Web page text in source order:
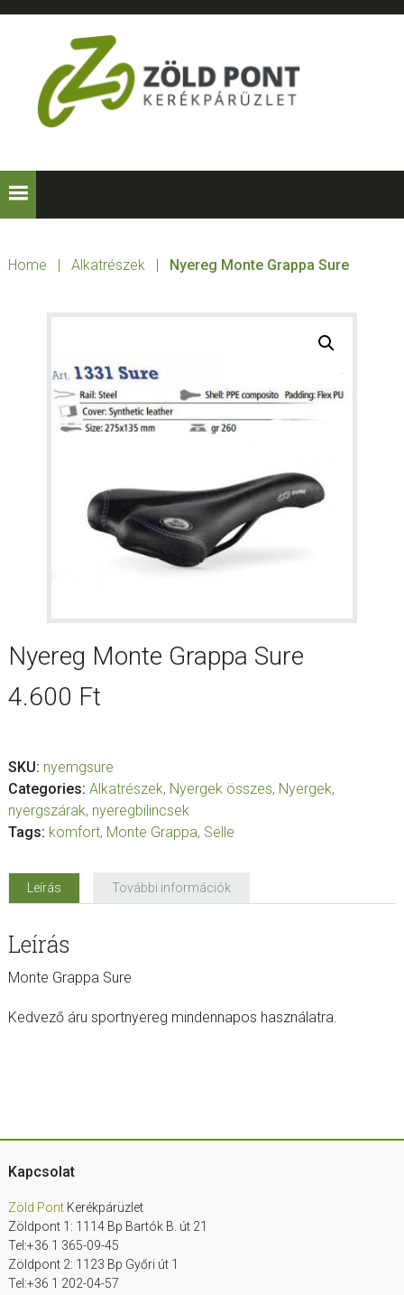
Skip
navigation
Skip
content
Skip
ZÖLD
PONT
Home | Alkatrészek | Nyereg Monte Grappa Sure
Nyereg Monte Grappa Sure
4.600 Ft
SKU: nyemgsure
Categories: Alkatrészek, Nyergek összes, Nyergek,
nyergszárak, nyeregbilincsek
Tags: komfort, Monte Grappa, Selle
Leírás További információk
Leírás
Monte Grappa Sure
Kedvező áru sportnyereg mindennapos használatra.
Footer
Kapcsolat
Zöld PontKerékpárüzlet
Zöldpont 1: 1114 Bp Bartók B. út 21
Tel:+36 1 365-09-45
Zöldpont 2: 1123 Bp Győri út 1
Tel:+36 1 202-04-57